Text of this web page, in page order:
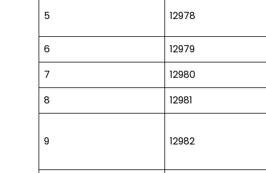
5 12978
6
12979
7
12980
8
12981
9 12982